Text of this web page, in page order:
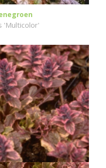
'Multicolor'